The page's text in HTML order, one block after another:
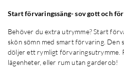
Start förvaringssäng- sov gott och
Behöver du extra utrymme? Start
skön sömn med smart förvaring. Den
döljer ett rymligt förvaringsutrymme.
lägenheter, eller rum utan garderob!